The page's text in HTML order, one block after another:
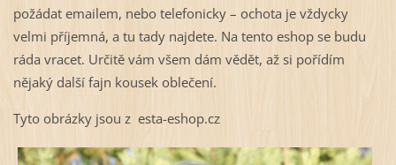
požádat emailem, nebo telefonicky – ochota je vždycky
velmi příjemná, a tu tady najdete. Na tento eshop se budu
ráda vracet. Určitě vám všem dám vědět, až si pořídím
nějaký další fajn kousek oblečení.
Tyto obrázky jsou z esta-eshop.cz